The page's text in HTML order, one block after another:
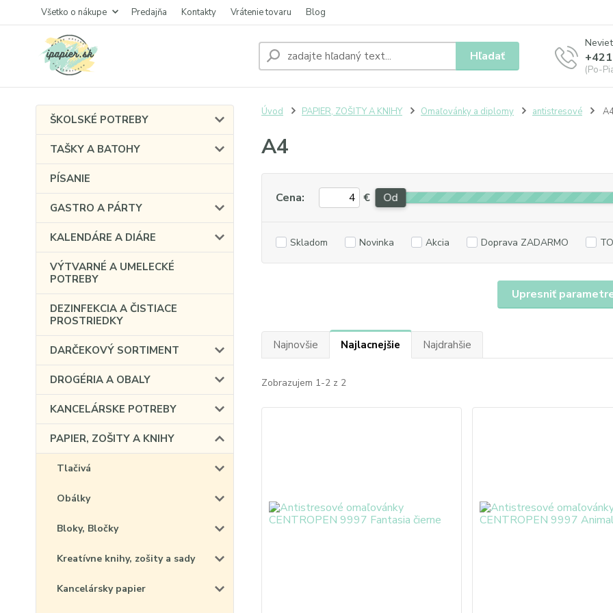
Všetko o nákupe Predajňa Kontakty Vrátenie tovaru Blog
Hľadať
(Po-
ŠKOLSKÉ POTREBY
TAŠKY A BATOHY
PÍSANIE
GASTRO A PÁRTY
KALENDÁRE A DIÁRE
VÝTVARNÉ A UMELECKÉ
POTREBY
DEZINFEKCIA A ČISTIACE
PROSTRIEDKY
DARČEKOVÝ SORTIMENT
DROGÉRIA A OBALY
KANCELÁRSKE POTREBY
PAPIER, ZOŠITY A KNIHY
Tlačivá
Obálky
Bloky, Bločky
Kreatívne knihy, zošity a sady
Kancelársky papier
Úvod PAPIER, ZOŠITY A KNIHY Omaľovánky a diplomy antistresové
A4
Upresniť
Cena: € Od
Skladom Novinka Akcia Doprava ZADARMO
Najnovšie Najlacnejšie Najdrahšie
Zobrazujem 1-2 z 2